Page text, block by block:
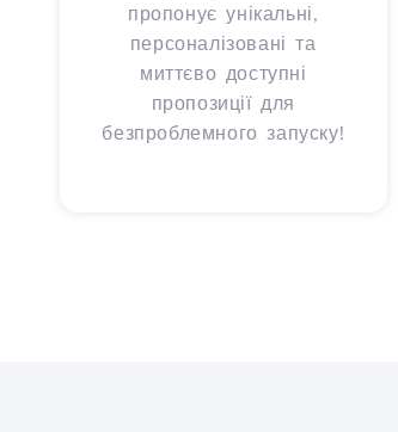
пропонує унікальні,
персоналізовані та
миттєво доступні
пропозиції для
безпроблемного запуску!